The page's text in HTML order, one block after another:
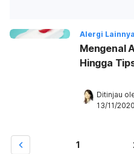
Alergi Lainnya
Mengenal
Hingga
Ditinjau
13/11/2020
1